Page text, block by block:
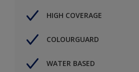
HIGH COVERAGE
COLOURGUARD
WATER BASED